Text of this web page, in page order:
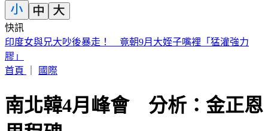
快訊
白海豚颱風「紮實雨帶」又來了！鄭明典急籲：晚上別出門
首頁
南北韓4月峰會 分析：金正恩
里程碑